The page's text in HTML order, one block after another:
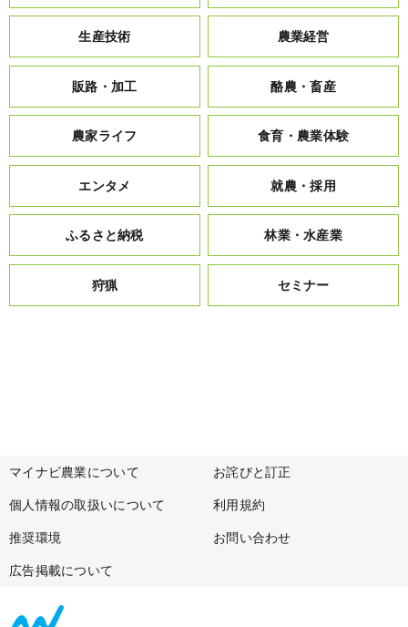
生産技術 農業経営
販路・加工 酪農・畜産
農家ライフ 食育・農業体験
エンタメ 就農・採用
ふるさと納税 林業・水産業
狩猟 セミナー
マイナビ農業について お詫びと訂正
個人情報の取扱いについて 利用規約
推奨環境 お問い合わせ
広告掲載について